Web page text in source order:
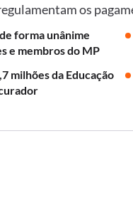
os
forma unânime
e membros do MP
milhões da Educação